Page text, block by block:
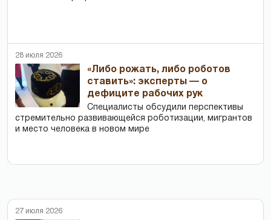
28 июля 2026
«Либо рожать, либо роботов
ставить»: эксперты — о
дефиците рабочих рук
Специалисты обсудили перспективы
стремительно развивающейся роботизации, мигрантов
и место человека в новом мире
27 июля 2026